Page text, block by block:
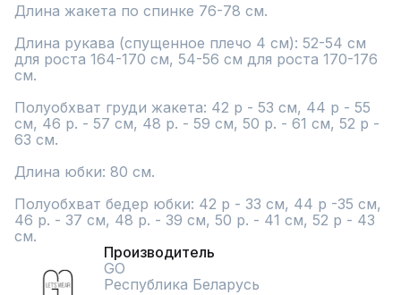
Длина жакета по спинке 76-78 см.
Длина рукава (спущенное плечо 4 см): 52-54 см
для роста 164-170 см, 54-56 см для роста 170-176
см.
Полуобхват груди жакета: 42 р - 53 см, 44 р - 55
см, 46 р. - 57 см, 48 р. - 59 см, 50 р. - 61 см, 52 р -
63 см.
Длина юбки: 80 см.
Полуобхват бедер юбки: 42 р - 33 см, 44 р -35 см,
46 р. - 37 см, 48 р. - 39 см, 50 р. - 41 см, 52 р - 43
см.
Производитель
GO
Республика Беларусь